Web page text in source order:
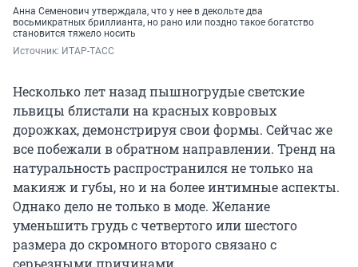
Анна Семенович утверждала, что у нее в декольте два
восьмикратных бриллианта, но рано или поздно такое богатство
становится тяжело носить
Источник: ИТАР-ТАСС
Несколько лет назад пышногрудые светские
львицы блистали на красных ковровых
дорожках, демонстрируя свои формы. Сейчас же
все побежали в обратном направлении. Тренд на
натуральность распространился не только на
макияж и губы, но и на более интимные аспекты.
Однако дело не только в моде. Желание
уменьшить грудь с четвертого или шестого
размера до скромного второго связано с
серьезными причинами.